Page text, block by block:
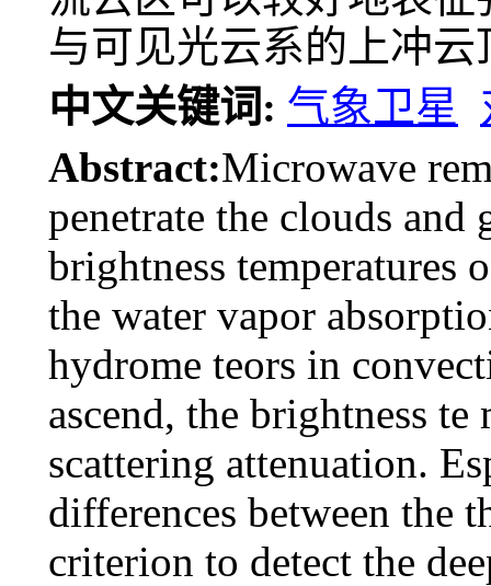
与可见光云系的上冲
中文关键词: 气象卫星
Abstract:Microwave
penetrate the clouds
brightness temperatures
the water vapor
hydrome teors in
ascend, the brightness te
scattering attenuation.
differences between the
criterion to detect the